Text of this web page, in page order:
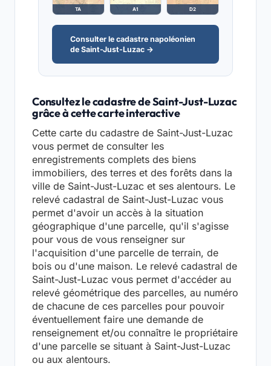
TA A1 D2
Consulter le cadastre napoléonien
de Saint-Just-Luzac →
Consultez le cadastre de Saint-Just-Luzac
grâce à cette carte interactive
Cette carte du cadastre de Saint-Just-Luzac
vous permet de consulter les
enregistrements complets des biens
immobiliers, des terres et des forêts dans la
ville de Saint-Just-Luzac et ses alentours. Le
relevé cadastral de Saint-Just-Luzac vous
permet d'avoir un accès à la situation
géographique d'une parcelle, qu'il s'agisse
pour vous de vous renseigner sur
l'acquisition d'une parcelle de terrain, de
bois ou d'une maison. Le relevé cadastral de
Saint-Just-Luzac vous permet d'accéder au
relevé géométrique des parcelles, au numéro
de chacune de ces parcelles pour pouvoir
éventuellement faire une demande de
renseignement et/ou connaître le propriétaire
d'une parcelle se situant à Saint-Just-Luzac
ou aux alentours.